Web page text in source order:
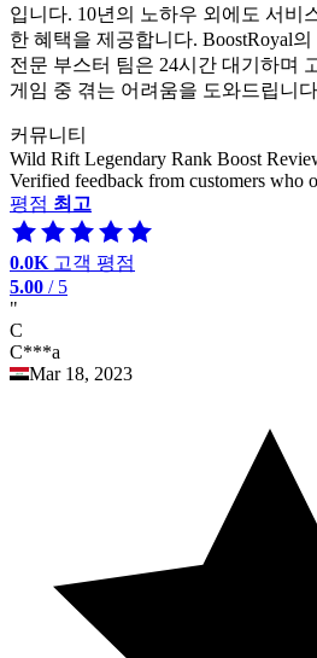
입니다. 10년의 노하우 외에도 서비
한 혜택을 제공합니다. BoostRoyal
전문 부스터 팀은 24시간 대기하며
게임 중 겪는 어려움을 도와드립니
커뮤니티
Wild Rift Legendary Rank Boost
Verified feedback from customers who
평점 최고
0.0K 고객 평점
5.00 / 5
"
C
C***a
Mar 18, 2023